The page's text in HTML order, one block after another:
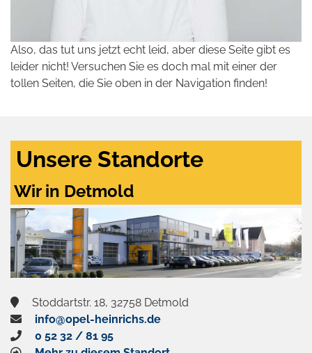
Also, das tut uns jetzt echt leid, aber diese Seite gibt es
leider nicht! Versuchen Sie es doch mal mit einer der
tollen Seiten, die Sie oben in der Navigation finden!
Unsere Standorte
Wir in Detmold
Stoddartstr. 18, 32758 Detmold
info@opel-heinrichs.de
0 52 32 / 81 95